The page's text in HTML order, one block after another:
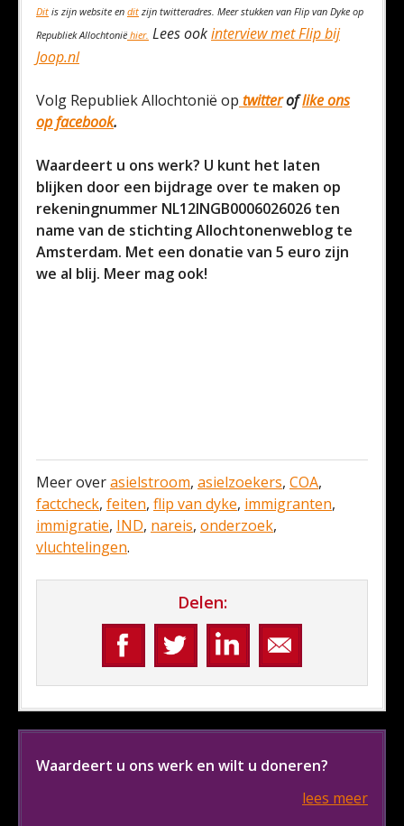
Dit is zijn website en dit zijn twitteradres. Meer stukken van Flip van Dyke op
Republiek Allochtonië hier. Lees ookinterview met Flip bij
Joop.nl
Volg Republiek Allochtonië op twitteroflike ons
op facebook.
Waardeert u ons werk? U kunt het laten
blijken door een bijdrage over te maken op
rekeningnummer NL12INGB0006026026 ten
name van de stichting Allochtonenweblog te
Amsterdam. Met een donatie van 5 euro zijn
we al blij. Meer mag ook!
Meer overasielstroom, asielzoekers, COA,
factcheck, feiten, flip van dyke, immigranten,
immigratie, IND, nareis, onderzoek,
vluchtelingen.
Delen:
Waardeert u ons werk en wilt u doneren?
lees meer